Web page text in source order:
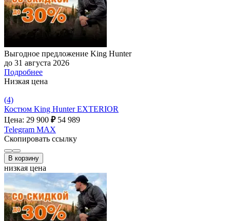
Выгодное предложение King Hunter
до 31 августа 2026
Подробнее
Низкая цена
(4)
Костюм King Hunter EXTERIOR
Цена: 29 900 ₽ 54 989
Telegram MAX
Скопировать ссылку
В корзину
низкая цена